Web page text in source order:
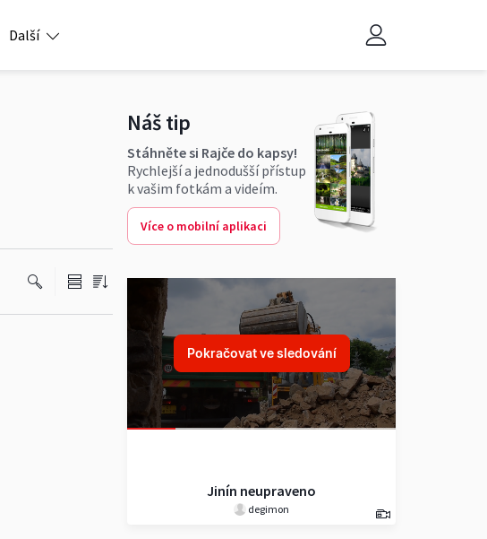
Další
Náš tip
Stáhněte si Rajče do kapsy!
Rychlejší a jednodušší přístup
k vašim fotkám a videím.
Více o mobilní aplikaci
Pokračovat ve sledování
Jinín neupraveno
degimon